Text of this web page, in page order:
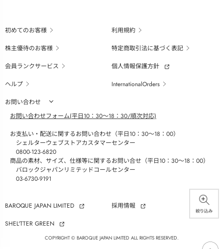
ページ
初めてのお客様
利用規約
株主優待のお客様
特定商取引法に基づく表記
会員ランクサービス
個人情報保護方針
ヘルプ
InternationalOrders
お問い合わせ
お問い合わせフォーム(平日10：30～18：30/順次対応)
お支払い・配送に関するお問い合わせ（平日10：30～18：00）
シェルターウェブストアカスタマーセンター
0800-123-6820
商品の素材、サイズ、仕様等に関するお問い合せ（平日10：30～18：00）
バロックジャパンリミテッドコールセンター
03-6730-9191
BAROQUE JAPAN LIMITED
採用情報
SHEL'TTER GREEN
COPYRIGHT © BAROQUE JAPAN LIMITED ALL RIGHTS RESERVED.